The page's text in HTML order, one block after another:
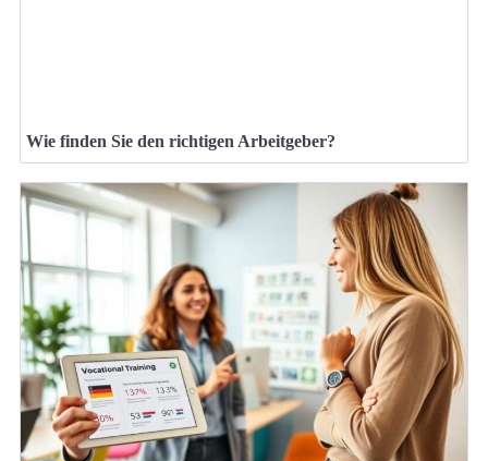
Wie finden Sie den richtigen Arbeitgeber?